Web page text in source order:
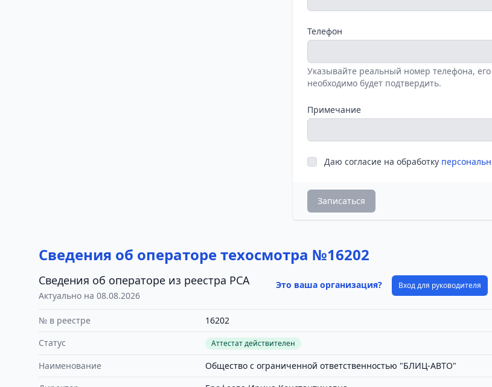
Телефон
Указывайте реальный номер телефона, его
необходимо будет подтвердить.
Примечание
Даю согласие на обработку
Записаться
Сведения об операторе техосмотра №16202
Сведения об операторе из реестра РСА
Актуально на 08.08.2026
Это ваша организация? Вход для руководителя
№ в реестре
16202
Статус
Аттестат действителен
Наименование
Общество с ограниченной ответственностью "БЛИЦ-АВТО"